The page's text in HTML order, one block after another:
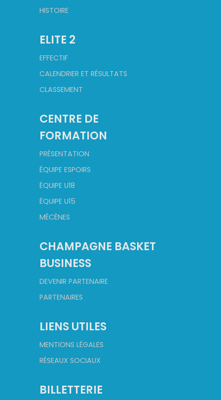
HISTOIRE
ELITE 2
EFFECTIF
CALENDRIER ET RÉSULTATS
CLASSEMENT
CENTRE DE
FORMATION
PRÉSENTATION
ÉQUIPE ESPOIRS
ÉQUIPE U18
ÉQUIPE U15
MÉCÈNES
CHAMPAGNE BASKET
BUSINESS
DEVENIR PARTENAIRE
PARTENAIRES
LIENS UTILES
MENTIONS LÉGALES
RÉSEAUX SOCIAUX
BILLETTERIE